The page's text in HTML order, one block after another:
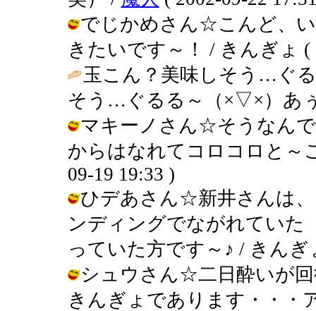
でじかめさん☆こんど、
きたいです～！ / きんぎょ (
玉こん？美味しそう…ぐ
そう…ぐるる～（×▽×）あ
マキーノさん☆そうなん
からはなれてコロコロと～
09-19 19:33 )
ひデあさん☆新井さんは
ンディングでながれていた
っていた方です～♪ / きんぎ
シュウさん☆二日酔いが
きんぎょであります・・・